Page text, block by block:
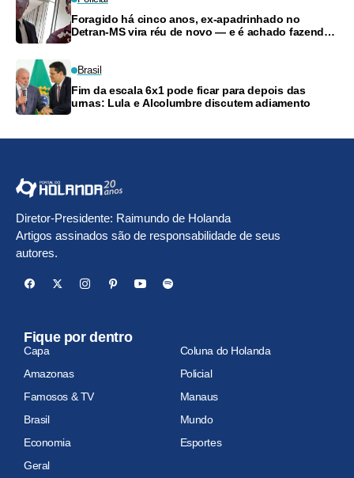
Foragido há cinco anos, ex-apadrinhado no
Detran-MS vira réu de novo — e é achado fazendo
Brasil
Fim da escala 6x1 pode ficar para depois das
urnas: Lula e Alcolumbre discutem adiamento
Diretor-Presidente: Raimundo de Holanda
Artigos assinados são de responsabilidade de seus
autores.
Fique por dentro
Capa
Coluna do Holanda
Amazonas
Policial
Famosos & TV
Manaus
Brasil
Mundo
Economia
Esportes
Geral